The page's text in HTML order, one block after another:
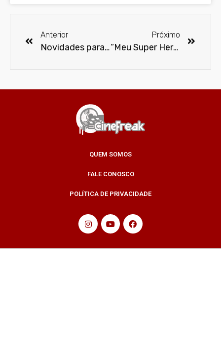
Anterior
Novidades para o Prime Video no mês de abril
Próximo
“Meu Super Herói”, mostra na Estação AACD/Servidor, busca chamar atenção para o autismo e seus estigmas
QUEM SOMOS
FALE CONOSCO
POLÍTICA DE PRIVACIDADE